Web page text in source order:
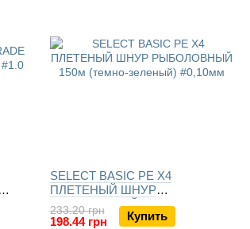
SELECT BASIC PE X4
ПЛЕТЕНЫЙ ШНУР
РЫБОЛОВНЫЙ 150м (темно-
зеленый)
233.20 грн
198.44 грн Купить